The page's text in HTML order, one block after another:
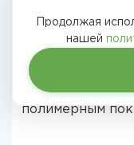
Продолжая
нашей
1369 руб.
1956 руб.